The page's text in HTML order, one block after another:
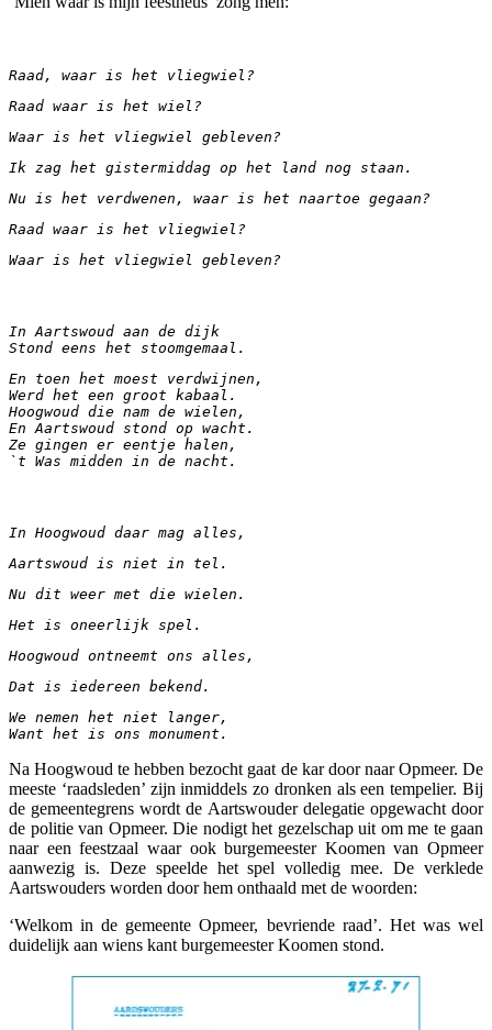
Raad, waar is het vliegwiel?
Raad waar is het wiel?
Waar is het vliegwiel gebleven?
Ik zag het gistermiddag op het land nog staan.
Nu is het verdwenen, waar is het naartoe gegaan?
Raad waar is het vliegwiel?
Waar is het vliegwiel gebleven?
In Aartswoud aan de dijk
Stond eens het stoomgemaal.
En toen het moest verdwijnen,
Werd het een groot kabaal.
Hoogwoud die nam de wielen,
En Aartswoud stond op wacht.
Ze gingen er eentje halen,
`t Was midden in de nacht.
In Hoogwoud daar mag alles,
Aartswoud is niet in tel.
Nu dit weer met die wielen.
Het is oneerlijk spel.
Hoogwoud ontneemt ons alles,
Dat is iedereen bekend.
We nemen het niet langer,
Want het is ons monument.
Na Hoogwoud te hebben bezocht gaat de kar door naar Opmeer. De
meeste ‘raadsleden’ zijn inmiddels zo dronken als een tempelier. Bij
de gemeentegrens wordt de Aartswouder delegatie opgewacht door
de politie van Opmeer. Die nodigt het gezelschap uit om me te gaan
naar een feestzaal waar ook burgemeester Koomen van Opmeer
aanwezig is. Deze speelde het spel volledig mee. De verklede
Aartswouders worden door hem onthaald met de woorden:
‘Welkom in de gemeente Opmeer, bevriende raad’. Het was wel
duidelijk aan wiens kant burgemeester Koomen stond.